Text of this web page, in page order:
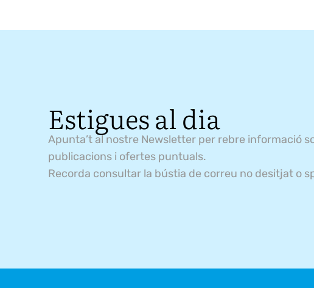
Estigues al dia
Apunta’t al nostre Newsletter per rebre informació
publicacions i ofertes puntuals.
Recorda consultar la bústia de correu no desitjat o